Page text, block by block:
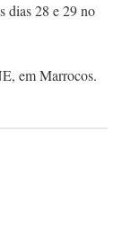
dias 28 e 29 no
em Marrocos.